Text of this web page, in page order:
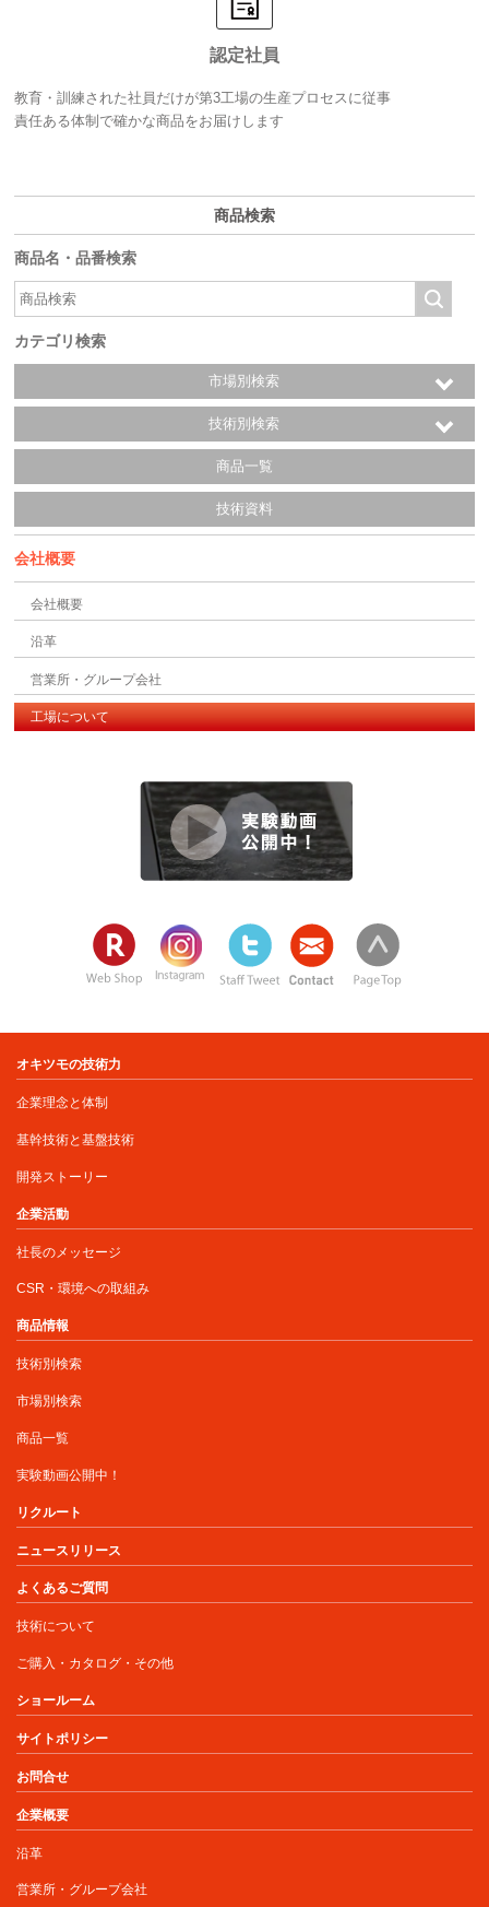
認定社員
教育・訓練された社員だけが第3工場の生産プロセスに従事
責任ある体制で確かな商品をお届けします
商品検索
商品名・品番検索
カテゴリ検索
市場別検索
技術別検索
商品一覧
技術資料
会社概要
会社概要
沿革
営業所・グループ会社
工場について
オキツモの技術力
企業理念と体制
基幹技術と基盤技術
開発ストーリー
企業活動
社長のメッセージ
CSR・環境への取組み
商品情報
技術別検索
市場別検索
商品一覧
実験動画公開中！
リクルート
ニュースリリース
よくあるご質問
技術について
ご購入・カタログ・その他
ショールーム
サイトポリシー
お問合せ
企業概要
沿革
営業所・グループ会社